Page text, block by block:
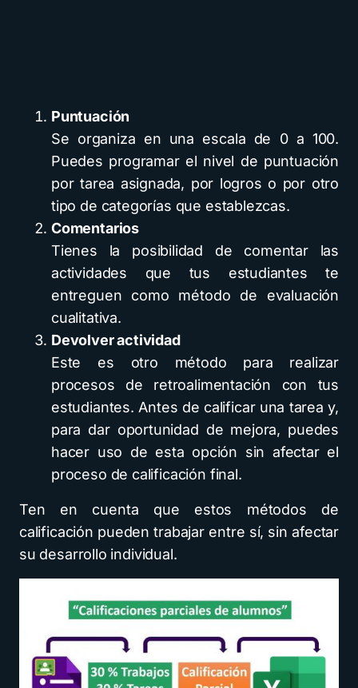
Puntuación
Se organiza en una escala de 0 a 100.
Puedes programar el nivel de puntuación
por tarea asignada, por logros o por otro
tipo de categorías que establezcas.
Comentarios
Tienes la posibilidad de comentar las
actividades que tus estudiantes te
entreguen como método de evaluación
cualitativa.
Devolver actividad
Este es otro método para realizar
procesos de retroalimentación con tus
estudiantes. Antes de calificar una tarea y,
para dar oportunidad de mejora, puedes
hacer uso de esta opción sin afectar el
proceso de calificación final.
Ten en cuenta que estos métodos de
calificación pueden trabajar entre sí, sin afectar
su desarrollo individual.